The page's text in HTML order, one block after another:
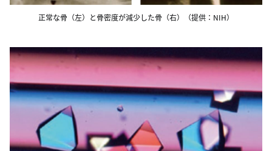
正常な骨（左）と骨密度が減少した骨（右）（提供：NIH）